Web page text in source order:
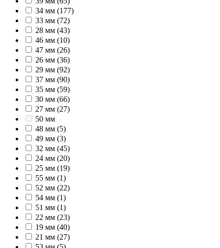
34 мм (177)
33 мм (72)
28 мм (43)
46 мм (10)
47 мм (26)
26 мм (36)
29 мм (92)
37 мм (90)
35 мм (59)
30 мм (66)
27 мм (27)
50 мм
48 мм (5)
49 мм (3)
32 мм (45)
24 мм (20)
25 мм (19)
55 мм (1)
52 мм (22)
54 мм (1)
51 мм (1)
22 мм (23)
19 мм (40)
21 мм (27)